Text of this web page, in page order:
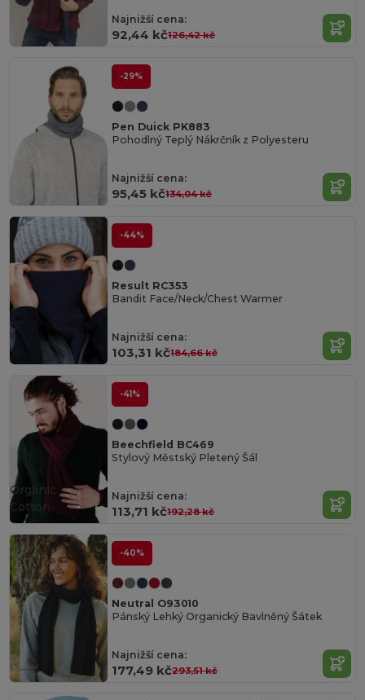
Najnižší cena:
92,44 kč126,42 kč
-29%
Pen Duick PK883
Pohodlný Teplý Nákrčník z Polyesteru
Najnižší cena:
95,45 kč134,04 kč
-44%
Result RC353
Bandit Face/Neck/Chest Warmer
Najnižší cena:
103,31 kč184,66 kč
-41%
Beechfield BC469
Stylový Městský Pletený Šál
Najnižší cena:
113,71 kč192,28 kč
Organic
Cotton
-40%
Neutral O93010
Pánský Lehký Organický Bavlněný Šátek
Najnižší cena:
177,49 kč293,51 kč